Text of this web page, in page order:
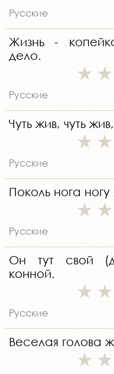
Русские
Жизнь -
дело.
Русские
Чуть жив, чуть
Русские
Поколь нога
Русские
Он тут свой
конной.
Русские
Веселая голова